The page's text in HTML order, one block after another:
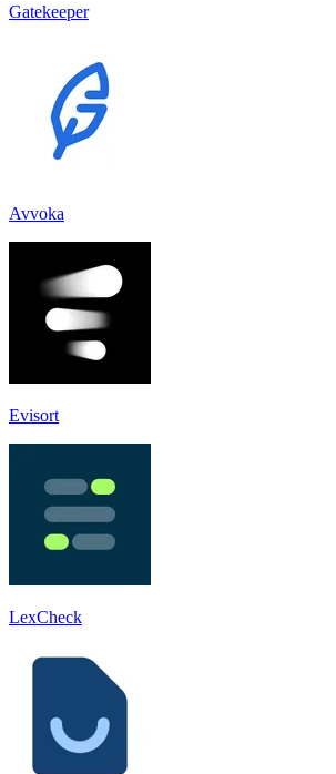
Gatekeeper
Avvoka
Evisort
LexCheck